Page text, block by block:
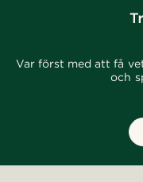
Var först med att få
och